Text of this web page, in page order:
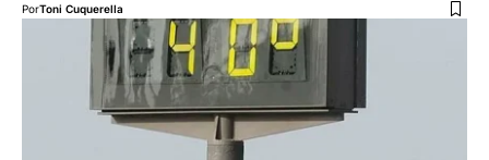
PorToni Cuquerella